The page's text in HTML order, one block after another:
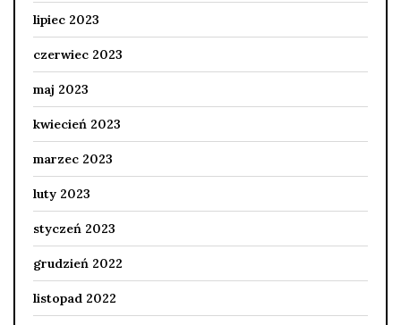
lipiec 2023
czerwiec 2023
maj 2023
kwiecień 2023
marzec 2023
luty 2023
styczeń 2023
grudzień 2022
listopad 2022